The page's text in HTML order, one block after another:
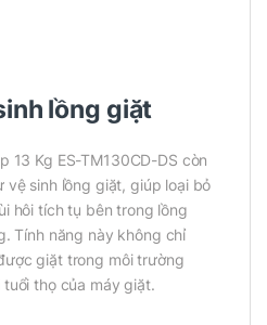
lồng giặt
13 Kg ES-TM130CD-DS còn
sinh lồng giặt, giúp loại bỏ
hôi tích tụ bên trong lồng
Tính năng này không chỉ
giặt trong môi trường
thọ của máy giặt.